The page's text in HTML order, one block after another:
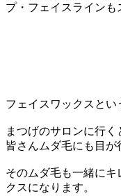
プ・フェイスライン
フェイスワックスと
まつげのサロンに行く
皆さんムダ毛にも目
そのムダ毛も一緒に
クスになります。